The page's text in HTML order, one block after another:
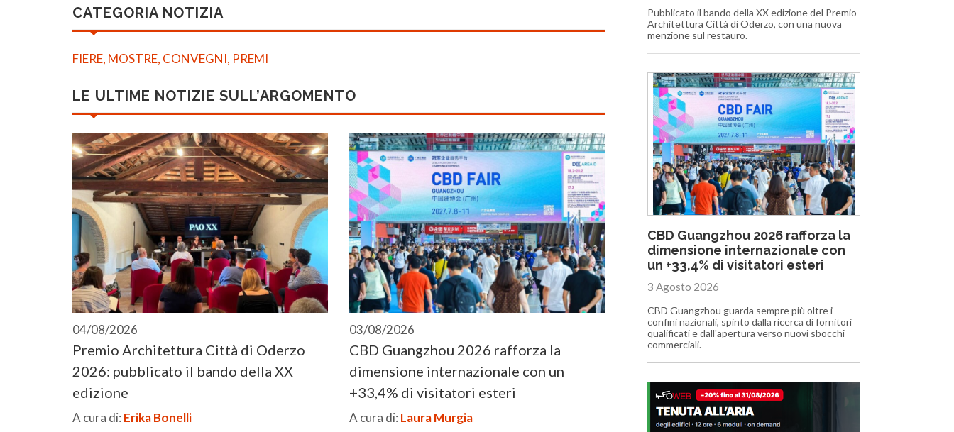
CATEGORIA NOTIZIA
FIERE, MOSTRE, CONVEGNI, PREMI
LE ULTIME NOTIZIE SULL’ARGOMENTO
04/08/2026
Premio Architettura Città di Oderzo
2026: pubblicato il bando della XX
edizione
A cura di: Erika Bonelli
03/08/2026
CBD Guangzhou 2026 rafforza la
dimensione internazionale con un
+33,4% di visitatori esteri
A cura di: Laura Murgia
Pubblicato il bando della XX edizione del Premio
Architettura Città di Oderzo, con una nuova
menzione sul restauro.
CBD Guangzhou 2026 rafforza la
dimensione internazionale con
un +33,4% di visitatori esteri
3 Agosto 2026
CBD Guangzhou guarda sempre più oltre i
confini nazionali, spinto dalla ricerca di fornitori
qualificati e dall'apertura verso nuovi sbocchi
commerciali.